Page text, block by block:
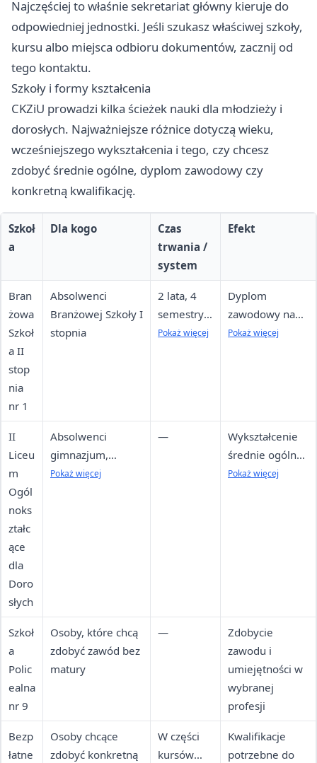
Najczęściej to właśnie sekretariat główny kieruje do
odpowiedniej jednostki. Jeśli szukasz właściwej szkoły,
kursu albo miejsca odbioru dokumentów, zacznij od
tego kontaktu.
Szkoły i formy kształcenia
CKZiU prowadzi kilka ścieżek nauki dla młodzieży i
dorosłych. Najważniejsze różnice dotyczą wieku,
wcześniejszego wykształcenia i tego, czy chcesz
zdobyć średnie ogólne, dyplom zawodowy czy
konkretną kwalifikację.
Szkoł
a
Dla kogo
Czas
trwania /
system
Efekt
Bran
żowa
Szkoł
a II
stop
nia
nr 1
Absolwenci
Branżowej Szkoły I
stopnia
2 lata, 4
semestry;
zaocznie,
Pokaż więcej
Dyplom
zawodowy na
poziomie
przystąpienia
do matury
Pokaż więcej
II
Liceu
m
Ogól
noks
ztałc
ące
dla
Doro
słych
Absolwenci
gimnazjum,
zasadniczej szkoły
Pokaż więcej
—
Wykształcenie
średnie ogólne,
możliwość
Pokaż więcej
Szkoł
a
Polic
ealna
nr 9
Osoby, które chcą
zdobyć zawód bez
matury
—
Zdobycie
zawodu i
umiejętności w
wybranej
profesji
Bezp
łatne
Osoby chcące
zdobyć konkretną
W części
kursów
Kwalifikacje
potrzebne do